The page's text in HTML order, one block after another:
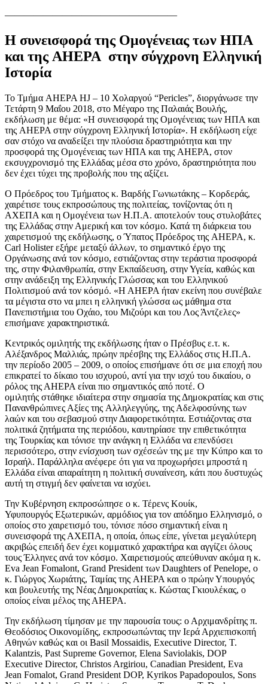
——————————————————
Η συνεισφορά της Ομογένειας των ΗΠΑ
και της AHEPA στην σύγχρονη Ελληνική
Ιστορία
To Τμήμα AHEPA HJ – 10 Χολαργού “Pericles”, διοργάνωσε την
Τετάρτη 9 Μαΐου 2018, στο Μέγαρο της Παλαιάς Βουλής,
εκδήλωση με θέμα: «Η συνεισφορά της Ομογένειας των ΗΠΑ και
της AHEPA στην σύγχρονη Ελληνική Ιστορία». Η εκδήλωση είχε
σαν στόχο να αναδείξει την πλούσια δραστηριότητα και την
προσφορά της Ομογένειας των ΗΠΑ και της AHEPA, στον
εκσυγχρονισμό της Ελλάδας μέσα στο χρόνο, δραστηριότητα που
δεν έχει τύχει της προβολής που της αξίζει.
Ο Πρόεδρος του Τμήματος κ. Βαρδής Γωνιωτάκης – Κορδεράς,
χαιρέτισε τους εκπροσώπους της πολιτείας, τονίζοντας ότι η
ΑΧΕΠΑ και η Ομογένεια των Η.Π.Α. αποτελούν τους στυλοβάτες
της Ελλάδας στην Αμερική και τον κόσμο. Κατά τη διάρκεια του
χαιρετισμού της εκδήλωσης, ο Ύπατος Πρόεδρος της AHEPA, κ.
Carl Holister εξήρε μεταξύ άλλων, το σημαντικό έργο της
Οργάνωσης ανά τον κόσμο, εστιάζοντας στην τεράστια προσφορά
της, στην Φιλανθρωπία, στην Εκπαίδευση, στην Υγεία, καθώς και
στην ανάδειξη της Ελληνικής Γλώσσας και του Ελληνικού
Πολιτισμού ανά τον κόσμό. «Η ΑΗΕΡΑ ήταν εκείνη που συνέβαλε
τα μέγιστα στο να μπει η ελληνική γλώσσα ως μάθημα στα
Πανεπιστήμια του Οχάιο, του Μιζούρι και του Λος Άντζελες»
επισήμανε χαρακτηριστικά.
Κεντρικός ομιλητής της εκδήλωσης ήταν ο Πρέσβυς ε.τ. κ.
Αλέξανδρος Μαλλιάς, πρώην πρέσβης της Ελλάδος στις Η.Π.Α.
την περίοδο 2005 – 2009, ο οποίος επισήμανε ότι σε μια εποχή που
επικρατεί το δίκαιο του ισχυρού, αντί για την ισχύ του δικαίου, ο
ρόλος της ΑΗΕΡΑ είναι πιο σημαντικός από ποτέ. Ο
ομιλητής στάθηκε ιδιαίτερα στην σημασία της Δημοκρατίας και στις
Πανανθρώπινες Αξίες της Αλληλεγγύης, της Αδελφοσύνης των
λαών και του σεβασμού στην Διαφορετικότητα. Εστιάζοντας στα
πολιτικά ζητήματα της περιόδου, καυτηρίασε την επιθετικότητα
της Τουρκίας και τόνισε την ανάγκη η Ελλάδα να επενδύσει
περισσότερο, στην ενίσχυση των σχέσεών της με την Κύπρο και το
Ισραήλ. Παράλληλα ανέφερε ότι για να προχωρήσει μπροστά η
Ελλάδα είναι απαραίτητη η πολιτική συναίνεση, κάτι που δυστυχώς
αυτή τη στιγμή δεν φαίνεται να ισχύει.
Την Κυβέρνηση εκπροσώπησε ο κ. Τέρενς Κουίκ,
Υφυπουργός Εξωτερικών, αρμόδιος για τον απόδημο Ελληνισμό, ο
οποίος στο χαιρετισμό του, τόνισε πόσο σημαντική είναι η
συνεισφορά της ΑΧΕΠΑ, η οποία, όπως είπε, γίνεται μεγαλύτερη
ακριβώς επειδή δεν έχει κομματικό χαρακτήρα και αγγίζει όλους
τους Έλληνες ανά τον κόσμο. Χαιρετισμούς απεύθυναν ακόμα η κ.
Eva Jean Fomalont, Grand President των Daughters of Penelope, ο
κ. Γιώργος Χωριάτης, Ταμίας της AHEPA και ο πρώην Υπουργός
και βουλευτής της Νέας Δημοκρατίας κ. Κώστας Γκιουλέκας, ο
οποίος είναι μέλος της ΑΗΕΡΑ.
Την εκδήλωση τίμησαν με την παρουσία τους: ο Αρχιμανδρίτης π.
Θεοδόσιος Οικονομίδης, εκπροσωπώντας την Ιερά Αρχιεπισκοπή
Αθηνών καθώς και οι Basil Mossaidis, Executive Director, T.
Kalantzis, Past Supreme Governor, Elena Saviolakis, DOP
Executive Director, Christos Argiriou, Canadian President, Eva
Jean Fomalot, Grand President DOP, Kyrikos Papadopoulos, Sons